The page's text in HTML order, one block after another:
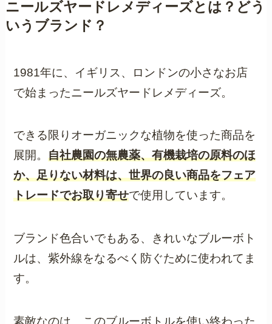
ニールズヤードレメディーズとは？どう
いうブランド？
1981年に、イギリス、ロンドンの小さなお店
で始まったニールズヤードレメディーズ。
できる限りオーガニックな植物を使った商品を
展開。自社農園の無農薬、有機栽培の原料のほ
か、足りない材料は、世界の良い商品をフェア
トレードでお取り寄せで使用しています。
ブランド色合いでもある、きれいなブルーボト
ルは、紫外線をなるべく防ぐために使われてま
す。
素敵なのは、このブルーボトルを使い終わった